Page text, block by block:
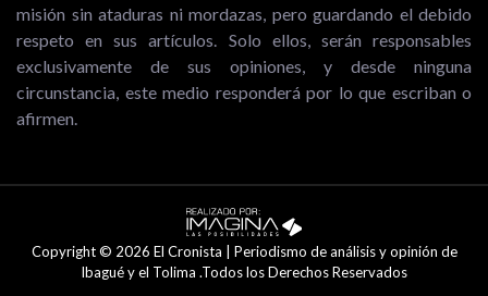
misión sin ataduras ni mordazas, pero guardando el debido
respeto en sus artículos. Solo ellos, serán responsables
exclusivamente de sus opiniones, y desde ninguna
circunstancia, este medio responderá por lo que escriban o
afirmen.
Copyright © 2026 El Cronista | Periodismo de análisis y opinión de
Ibagué y el Tolima .Todos los Derechos Reservados